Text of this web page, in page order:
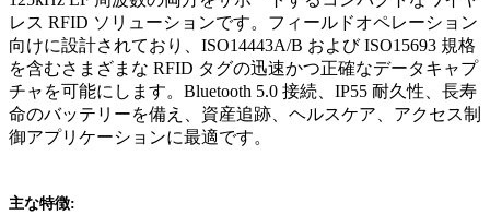
レス RFID ソリューションです。フィールドオペレーション
向けに設計されており、ISO14443A/B および ISO15693 規格
を含むさまざまな RFID タグの迅速かつ正確なデータキャプ
チャを可能にします。Bluetooth 5.0 接続、IP55 耐久性、長寿
命のバッテリーを備え、資産追跡、ヘルスケア、アクセス制
御アプリケーションに最適です。
主な特徴: